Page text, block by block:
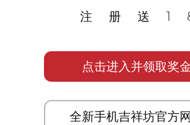
注册送
点击进入并领取奖
全新手机吉祥坊官方